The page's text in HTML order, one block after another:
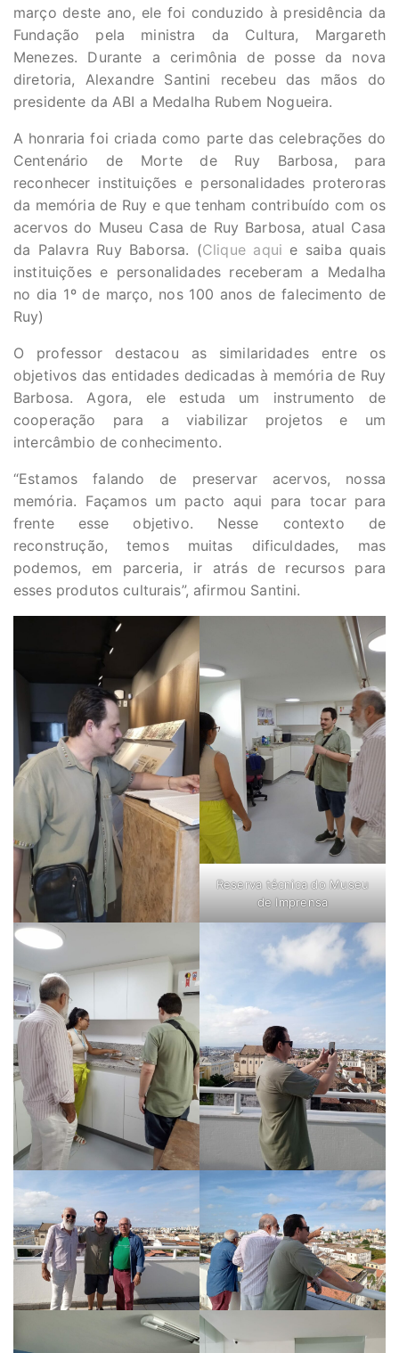
março deste ano, ele foi conduzido à presidência da
Fundação pela ministra da Cultura, Margareth
Menezes. Durante a cerimônia de posse da nova
diretoria, Alexandre Santini recebeu das mãos do
presidente da ABI a Medalha Rubem Nogueira.
A honraria foi criada como parte das celebrações do
Centenário de Morte de Ruy Barbosa, para
reconhecer instituições e personalidades proteroras
da memória de Ruy e que tenham contribuído com os
acervos do Museu Casa de Ruy Barbosa, atual Casa
da Palavra Ruy Baborsa. (Clique aqui e saiba quais
instituições e personalidades receberam a Medalha
no dia 1º de março, nos 100 anos de falecimento de
Ruy)
O professor destacou as similaridades entre os
objetivos das entidades dedicadas à memória de Ruy
Barbosa. Agora, ele estuda um instrumento de
cooperação para a viabilizar projetos e um
intercâmbio de conhecimento.
“Estamos falando de preservar acervos, nossa
memória. Façamos um pacto aqui para tocar para
frente esse objetivo. Nesse contexto de
reconstrução, temos muitas dificuldades, mas
podemos, em parceria, ir atrás de recursos para
esses produtos culturais”, afirmou Santini.
Reserva técnica do Museu
de Imprensa